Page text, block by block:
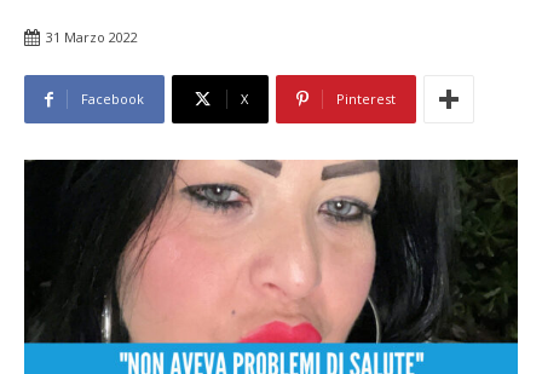
31 Marzo 2022
Facebook X Pinterest